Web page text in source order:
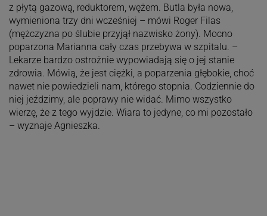
z płytą gazową, reduktorem, wężem. Butla była nowa,
wymieniona trzy dni wcześniej – mówi Roger Filas
(mężczyzna po ślubie przyjął nazwisko żony). Mocno
poparzona Marianna cały czas przebywa w szpitalu. –
Lekarze bardzo ostrożnie wypowiadają się o jej stanie
zdrowia. Mówią, że jest ciężki, a poparzenia głębokie, choć
nawet nie powiedzieli nam, którego stopnia. Codziennie do
niej jeździmy, ale poprawy nie widać. Mimo wszystko
wierzę, że z tego wyjdzie. Wiara to jedyne, co mi pozostało
– wyznaje Agnieszka.